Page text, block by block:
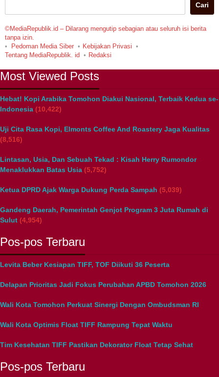
Cari
©MediaRepublik.id – Dilarang mengutip sebagian atau seluruh isi berita
tanpa izin.
Pedoman Media Siber
Kebijakan Privasi
Tentang MediaRepublik. id
Redaksi
Most Viewed Posts
Hebat! Kopi Arabika Tomohon Diakui Nasional, Terbaik Kedua se-
Indonesia (10,422)
Uji Cita Rasa Kopi, Elmonts Coffee And Roastery Jaga Kualitas
(8,516)
Lintasan, Usia, Dan Sebuah Tekad : Kisah Herry Rumondor
Menaklukkan Batas Usia (5,752)
Ketua DPRD Ajak Warga Dukung Perda Sampah (5,039)
Gandeng Daerah, Pemerintah Genjot Program 3 Juta Rumah di
Sulut (4,954)
Pos-pos Terbaru
Levita Beber Kesiapan TIFF, TOF Diikuti 36 Peserta
Delapan Prioritas Jadi Fokus Perubahan APBD Tomohon 2026
Wali Kota Tomohon Perkuat Sinergi Dengan Ombudsman RI
Wali Kota Optimis Float TIFF Rampung Tepat Waktu
Tim Kesehatan TIFF Pastikan Dekorator Float Tetap Sehat
Pos-pos Terbaru